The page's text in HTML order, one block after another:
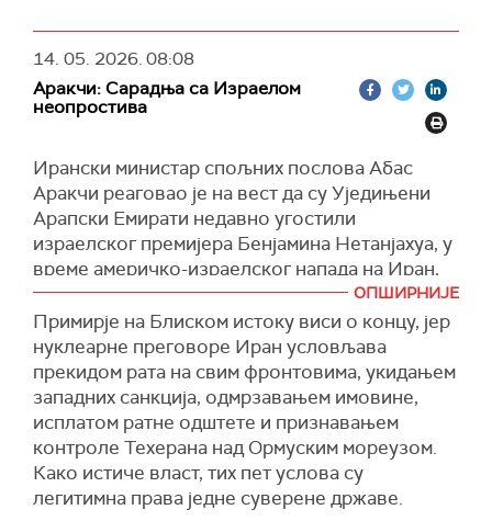
14. 05. 2026.08:08
Аракчи: Сарадња са Израелом
неопростива
Ирански министар спољних послова Абас
Аракчи реаговао је на вест да су Уједињени
Арапски Емирати недавно угостили
израелског премијера Бенјамина Нетанјахуа, у
време америчко-израелског напада на Иран,
оценивши да је сарадња са Израелом
"неопростива", пише агенција Тасним.
"Нетанјаху је сада јавно открио оно што су
иранске безбедносне службе одавно пренеле
нашем руководству", написао је Аракчи у
објави на мрежи Икс, након што је израелски
премијер потврдио да је посета уследила
после почетка, како је навео, "ничим изазване
агресије 28. фебруара".
ОПШИРНИЈЕ
Примирје на Блиском истоку виси о концу, јер
нуклеарне преговоре Иран условљава
прекидом рата на свим фронтовима, укидањем
западних санкција, одмрзавањем имовине,
исплатом ратне одштете и признавањем
контроле Техерана над Ормуским мореузом.
Како истиче власт, тих пет услова су
легитимна права једне суверене државе.